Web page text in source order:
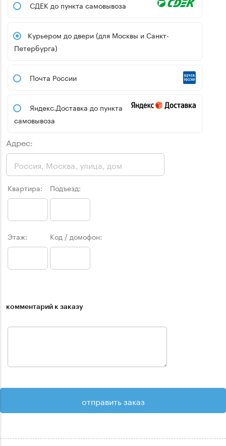
СДЕК до пункта самовывоза
Курьером до двери (для Москвы и Санкт-
Петербурга)
Почта России
Яндекс.Доставка до пункта
самовывоза
Адрес:
Квартира: Подъезд:
Этаж: Код / домофон:
комментарий к заказу